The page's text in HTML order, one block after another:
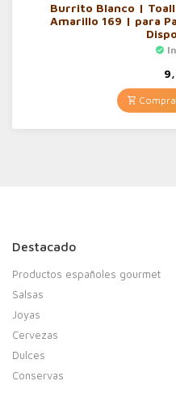
Burrito Blanco |
Amarillo 169 | para
Destacado
Productos españoles gourmet
Salsas
Joyas
Cervezas
Dulces
Conservas